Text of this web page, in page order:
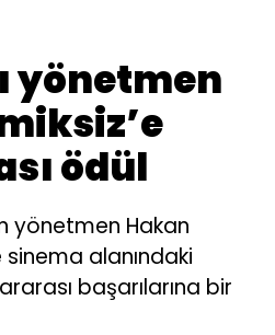
yönetmen
ödül
yönetmen Hakan
alanındaki
başarılarına bir